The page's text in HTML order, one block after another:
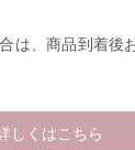
は、商品到着後
しくはこちら